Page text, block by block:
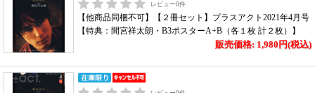
レビュー0件
【他商品同梱不可】【２冊セット】プラスアクト2021年4月号
【特典：間宮祥太朗・B3ポスターA+B（各１枚 計２枚）】
販売価格: 1,980円(税込)